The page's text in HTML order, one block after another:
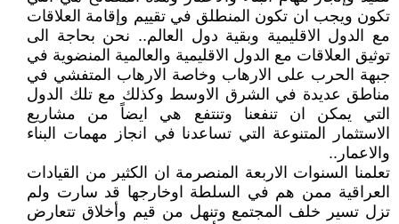
تكون ويجب ان تكون المنطلق في تقييم وإقامة العلاقات
مع الدول الاقليمية وبقية دول العالم.. نحن بحاجة الى
توثيق العلاقات مع الدول الاقليمية والعالمية المنضوية في
جبهة الحرب على الارهاب وخاصة الارهاب المتفشي في
مناطق عديدة في الشرق الاوسط وكذلك مع تلك الدول
التي يمكن ان تنفعنا وتنتفع هي ايضاً من مشاريع
الاستثمار المتنوعة التي تساعدنا في انجاز مهمات البناء
والاعمار..
تعلمنا السنوات الاربعة المنصرمة ان الكثير من القيادات
العراقية ممن هم في السلطة اوخارجها قد سارت ولم
تزل تسير خلف المجتمع وتنهل من قيم وأخلاق تتعارض